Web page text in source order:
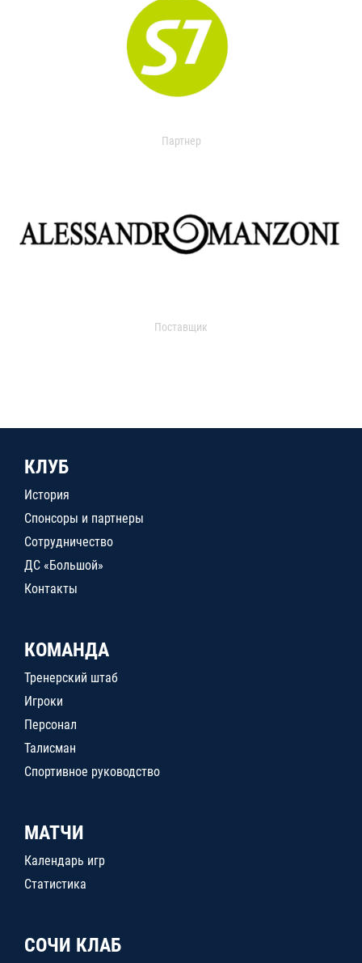
Партнер
Поставщик
КЛУБ
История
Спонсоры и партнеры
Сотрудничество
ДС «Большой»
Контакты
КОМАНДА
Тренерский штаб
Игроки
Персонал
Талисман
Спортивное руководство
МАТЧИ
Календарь игр
Статистика
СОЧИ КЛАБ